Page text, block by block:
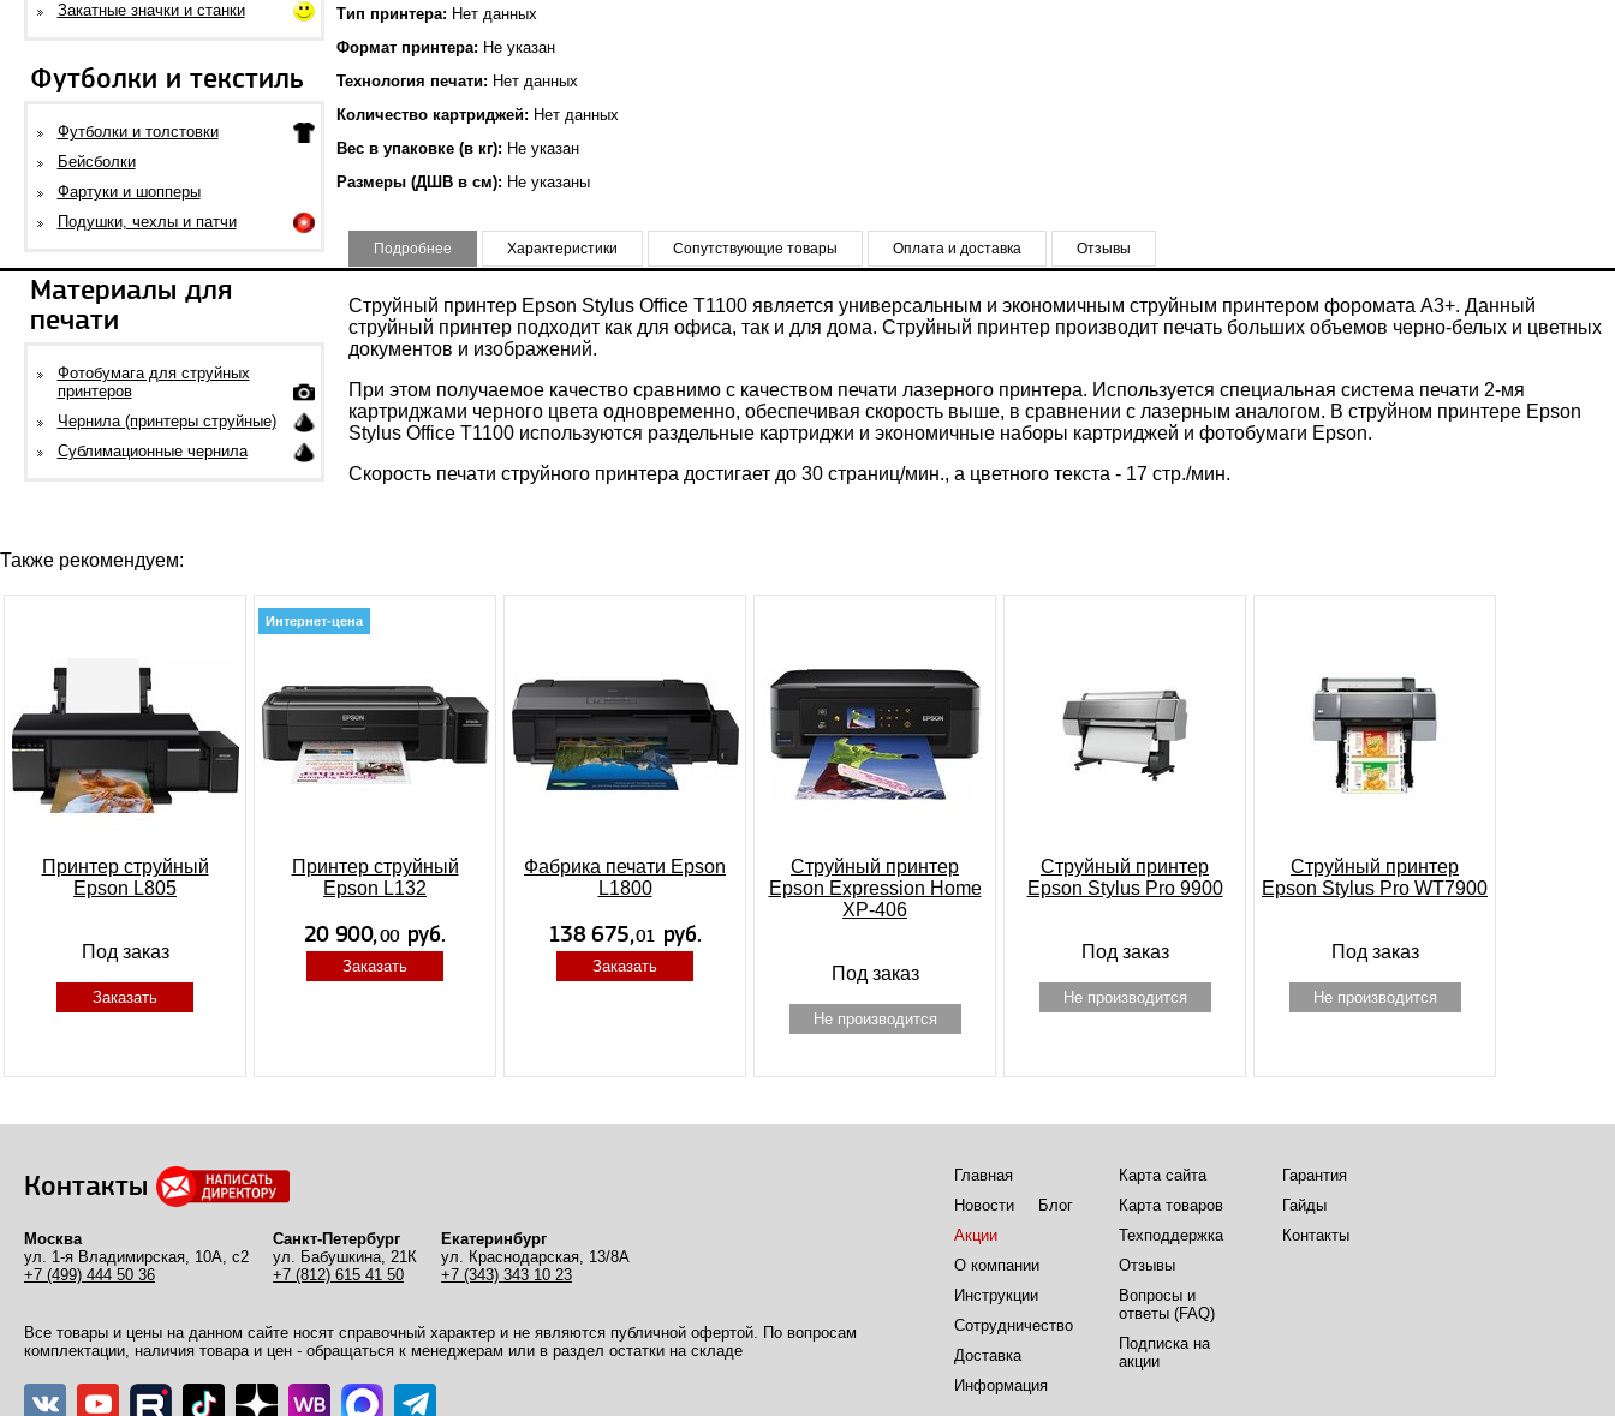
Закатные значки и станки
Футболки и текстиль
Футболки и толстовки
Бейсболки
Фартуки и шопперы
Подушки, чехлы и патчи
Материалы для
печати
Фотобумага для струйных
принтеров
Чернила (принтеры струйные)
Сублимационные чернила
Тип принтера: Нет данных
Формат принтера: Не указан
Технология печати: Нет данных
Количество картриджей: Нет данных
Вес в упаковке (в кг): Не указан
Размеры (ДШВ в см): Не указаны
Подробнее Характеристики Сопутствующие товары Оплата и доставка Отзывы
Струйный принтер Epson Stylus Office T1100 является универсальным и экономичным струйным принтером форомата А3+. Данный
струйный принтер подходит как для офиса, так и для дома. Струйный принтер производит печать больших объемов черно-белых и цветных
документов и изображений.
При этом получаемое качество сравнимо с качеством печати лазерного принтера. Используется специальная система печати 2-мя
картриджами черного цвета одновременно, обеспечивая скорость выше, в сравнении с лазерным аналогом. В струйном принтере Epson
Stylus Office T1100 используются раздельные картриджи и экономичные наборы картриджей и фотобумаги Epson.
Скорость печати струйного принтера достигает до 30 страниц/мин., а цветного текста - 17 стр./мин.
Также рекомендуем:
Принтер струйный
Epson L805
Под заказ
Заказать
Интернет-цена
Принтер струйный
Epson L132
Заказать
Фабрика печати Epson
L1800
Заказать
Струйный принтер
Epson Expression Home
XP-406
Под заказ
Не производится
Струйный принтер
Epson Stylus Pro 9900
Под заказ
Не производится
Струйный принтер
Epson Stylus Pro WT7900
Под заказ
Не производится
Контакты
Москва
ул. 1-я Владимирская, 10А, с2
+7 (499) 444 50 36
Санкт-Петербург
ул. Бабушкина, 21К
+7 (812) 615 41 50
Екатеринбург
ул. Краснодарская, 13/8А
+7 (343) 343 10 23
Все товары и цены на данном сайте носят справочный характер и не являются публичной офертой. По вопросам
комплектации, наличия товара и цен - обращаться к менеджерам или в раздел остатки на складе
Главная
Новости
Блог
Акции
О компании
Инструкции
Сотрудничество
Доставка
Информация
Карта сайта
Карта товаров
Техподдержка
Отзывы
Вопросы и
ответы (FAQ)
Подписка на
акции
Гарантия
Гайды
Контакты